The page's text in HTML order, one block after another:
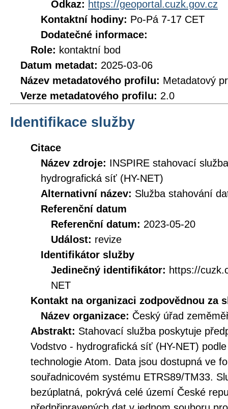
Odkaz: https://geoportal.cuzk.gov.cz
Kontaktní hodiny: Po-Pá 7-17 CET
Dodatečné informace:
Role: kontaktní bod
Datum metadat: 2025-03-06
Název metadatového profilu: Metadatový
Verze metadatového profilu: 2.0
Identifikace služby
Citace
Název zdroje: INSPIRE stahovací
hydrografická síť (HY-NET)
Alternativní název: Služba stahování
Referenční datum
Referenční datum: 2023-05-20
Událost: revize
Identifikátor služby
Jedinečný identifikátor: https://
NET
Kontakt na organizaci zodpovědnou za
Název organizace: Český úřad
Abstrakt: Stahovací služba poskytuje
Vodstvo - hydrografická síť (HY-NET)
technologie Atom. Data jsou dostupná ve
souřadnicovém systému ETRS89/TM33.
bezúplatná, pokrývá celé území České